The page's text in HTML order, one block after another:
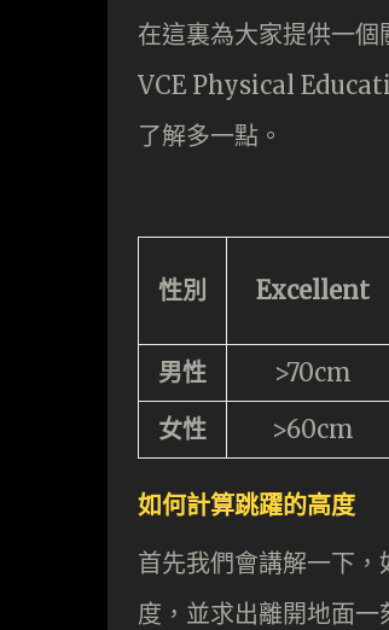
在這裏為大家提供一
VCE Physical
了解多一點。
性別 Excellent
男性 >70cm
女性
>60cm
如何計算跳躍的高度
首先我們會講解一下
度，並求出離開地面一